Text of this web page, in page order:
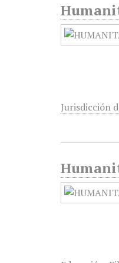
Jurisdicción